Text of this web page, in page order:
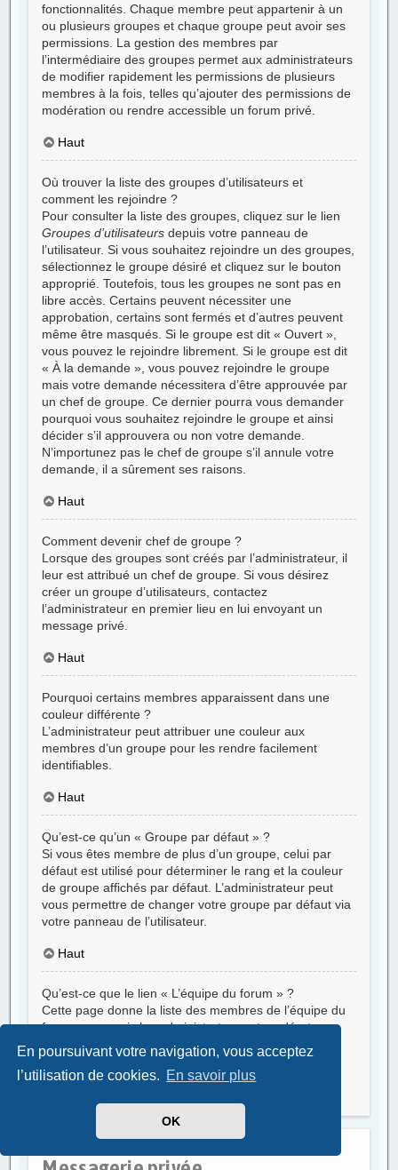
En poursuivant votre navigation, vous acceptez
l’utilisation de cookies. En savoir plus
OK
fonctionnalités. Chaque membre peut appartenir à un
ou plusieurs groupes et chaque groupe peut avoir ses
permissions. La gestion des membres par
l’intermédiaire des groupes permet aux administrateurs
de modifier rapidement les permissions de plusieurs
membres à la fois, telles qu’ajouter des permissions de
modération ou rendre accessible un forum privé.
Haut
Où trouver la liste des groupes d’utilisateurs et
comment les rejoindre ?
Pour consulter la liste des groupes, cliquez sur le lien
Groupes d’utilisateurs depuis votre panneau de
l’utilisateur. Si vous souhaitez rejoindre un des groupes,
sélectionnez le groupe désiré et cliquez sur le bouton
approprié. Toutefois, tous les groupes ne sont pas en
libre accès. Certains peuvent nécessiter une
approbation, certains sont fermés et d’autres peuvent
même être masqués. Si le groupe est dit « Ouvert »,
vous pouvez le rejoindre librement. Si le groupe est dit
« À la demande », vous pouvez rejoindre le groupe
mais votre demande nécessitera d’être approuvée par
un chef de groupe. Ce dernier pourra vous demander
pourquoi vous souhaitez rejoindre le groupe et ainsi
décider s’il approuvera ou non votre demande.
N’importunez pas le chef de groupe s’il annule votre
demande, il a sûrement ses raisons.
Haut
Comment devenir chef de groupe ?
Lorsque des groupes sont créés par l’administrateur, il
leur est attribué un chef de groupe. Si vous désirez
créer un groupe d’utilisateurs, contactez
l’administrateur en premier lieu en lui envoyant un
message privé.
Haut
Pourquoi certains membres apparaissent dans une
couleur différente ?
L’administrateur peut attribuer une couleur aux
membres d’un groupe pour les rendre facilement
identifiables.
Haut
Qu’est-ce qu’un « Groupe par défaut » ?
Si vous êtes membre de plus d’un groupe, celui par
défaut est utilisé pour déterminer le rang et la couleur
de groupe affichés par défaut. L’administrateur peut
vous permettre de changer votre groupe par défaut via
votre panneau de l’utilisateur.
Haut
Qu’est-ce que le lien « L’équipe du forum » ?
Cette page donne la liste des membres de l’équipe du
forum, y compris les administrateurs et modérateurs
ainsi que d’autres détails tels que les forums qu’ils
modèrent.